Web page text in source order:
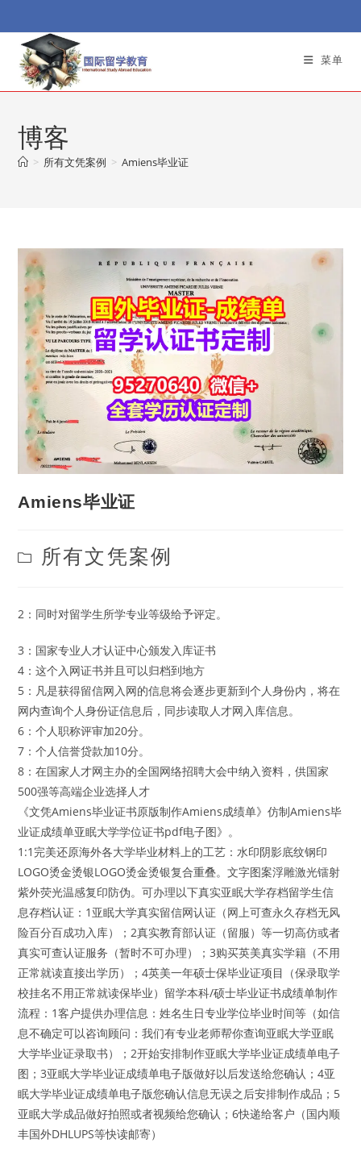
to
content
菜单
博客
> 所有文凭案例 > Amiens毕业证
Amiens毕业证
Post
category:
所有文凭案例
2：同时对留学生所学专业等级给予评定。
3：国家专业人才认证中心颁发入库证书
4：这个入网证书并且可以归档到地方
5：凡是获得留信网入网的信息将会逐步更新到个人身份内，将在
网内查询个人身份证信息后，同步读取人才网入库信息。
6：个人职称评审加20分。
7：个人信誉贷款加10分。
8：在国家人才网主办的全国网络招聘大会中纳入资料，供国家
500强等高端企业选择人才
《文凭Amiens毕业证书原版制作Amiens成绩单》仿制Amiens毕
业证成绩单亚眠大学学位证书pdf电子图》。
1:1完美还原海外各大学毕业材料上的工艺：水印阴影底纹钢印
LOGO烫金烫银LOGO烫金烫银复合重叠。文字图案浮雕激光镭射
紫外荧光温感复印防伪。可办理以下真实亚眠大学存档留学生信
息存档认证：1亚眠大学真实留信网认证（网上可查永久存档无风
险百分百成功入库）；2真实教育部认证（留服）等一切高仿或者
真实可查认证服务（暂时不可办理）；3购买英美真实学籍（不用
正常就读直接出学历）；4英美一年硕士保毕业证项目（保录取学
校挂名不用正常就读保毕业）留学本科/硕士毕业证书成绩单制作
流程：1客户提供办理信息：姓名生日专业学位毕业时间等（如信
息不确定可以咨询顾问：我们有专业老师帮你查询亚眠大学亚眠
大学毕业证录取书）；2开始安排制作亚眠大学毕业证成绩单电子
图；3亚眠大学毕业证成绩单电子版做好以后发送给您确认；4亚
眠大学毕业证成绩单电子版您确认信息无误之后安排制作成品；5
亚眠大学成品做好拍照或者视频给您确认；6快递给客户（国内顺
丰国外DHLUPS等快读邮寄）